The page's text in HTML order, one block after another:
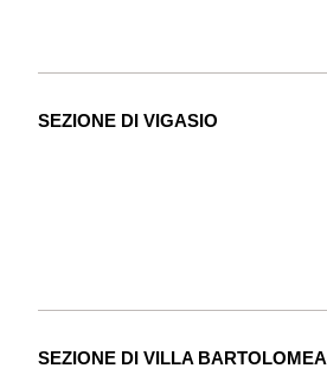
SEZIONE DI VIGASIO
SEZIONE DI VILLA BARTOLOMEA